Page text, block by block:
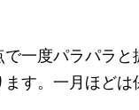
一度パラパラと
す。一月ほどは